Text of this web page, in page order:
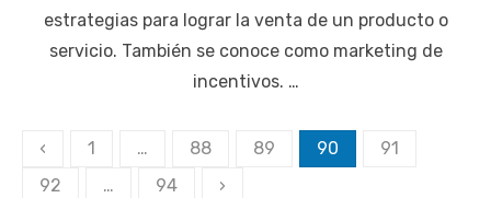
estrategias para lograr la venta de un producto o
servicio. También se conoce como marketing de
incentivos. …
Paginación
de
‹ 1 … 88 89 90
91
92
… 94 ›